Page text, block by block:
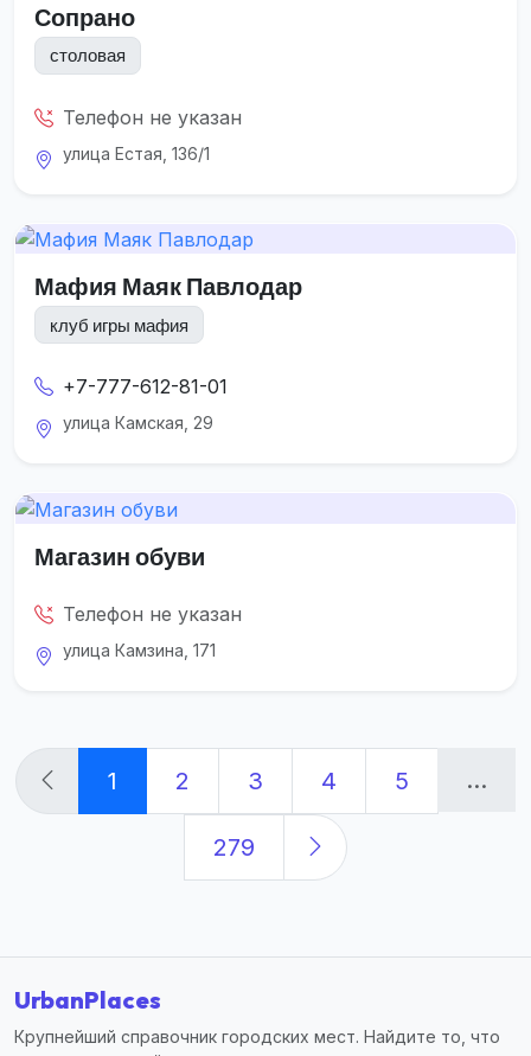
Сопрано
столовая
Телефон не указан
улица Естая, 136/1
Мафия Маяк Павлодар
клуб игры мафия
+7-777-612-81-01
улица Камская, 29
Магазин обуви
Телефон не указан
улица Камзина, 171
1 2 3 4 5 ...
279
UrbanPlaces
Крупнейший справочник городских мест. Найдите то, что